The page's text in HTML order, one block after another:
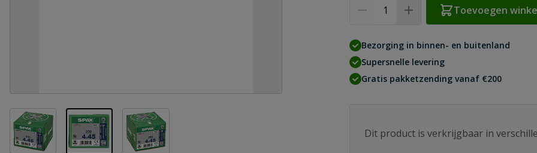
View larger imageView larger imageView larger image
Toevoegen
Bezorging in binnen- en buitenland
Supersnelle levering
Gratis pakketzending vanaf €200
Dit product is verkrijgbaar in